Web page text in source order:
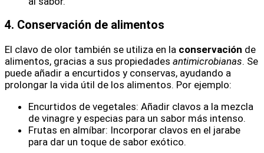
4. Conservación de alimentos
El clavo de olor también se utiliza en la conservación de
alimentos, gracias a sus propiedades antimicrobianas. Se
puede añadir a encurtidos y conservas, ayudando a
prolongar la vida útil de los alimentos. Por ejemplo:
Encurtidos de vegetales: Añadir clavos a la mezcla
de vinagre y especias para un sabor más intenso.
Frutas en almíbar: Incorporar clavos en el jarabe
para dar un toque de sabor exótico.